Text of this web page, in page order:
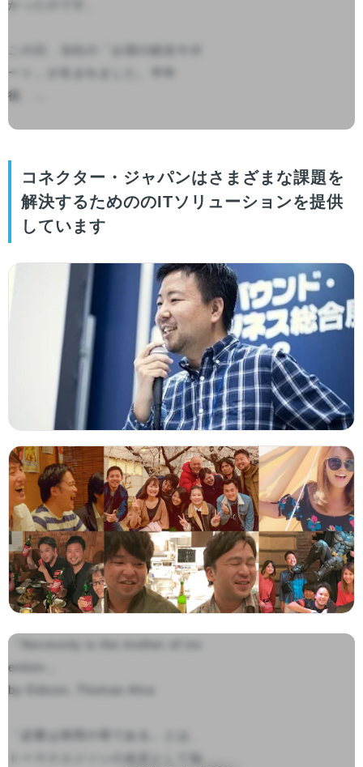
かったのです。
ート」が生まれました。半年
後、...
コネクター・ジャパンはさまざまな課題を
解決するためののITソリューションを提供
しています
「Necessity is the mother of inv
ention.」
by Edison, Thomas Alva